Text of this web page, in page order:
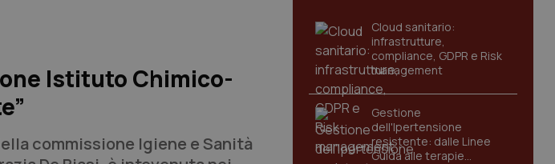
Istituto Chimico-
commissione Igiene e Sanità
Cloud sanitario:
infrastrutture,
compliance, GDPR e Risk
management
Gestione
dell'Ipertensione
resistente: dalle Linee
Guida alle terapie